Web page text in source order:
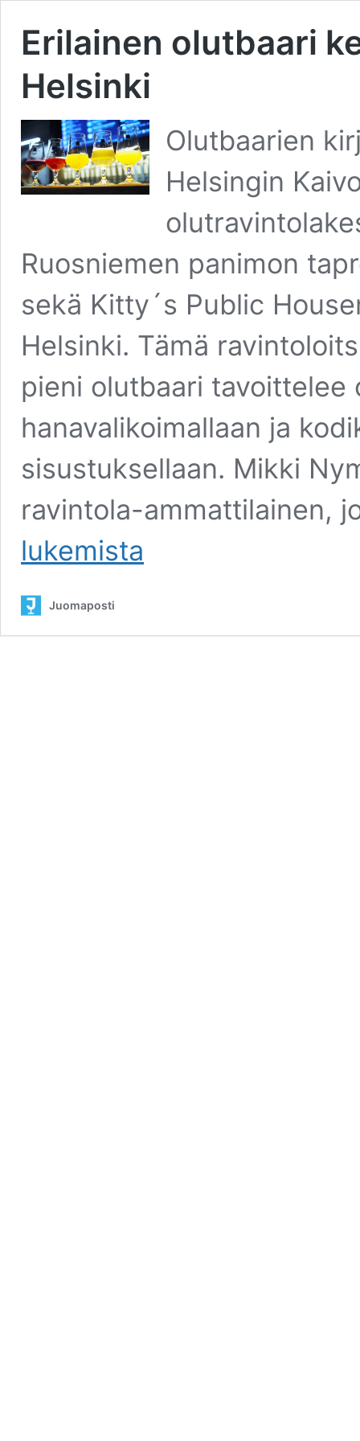
Erilainen olutbaari
Helsinki
Olutbaarien
Helsingin
Ruosniemen panimon
sekä Kitty´s Public
Helsinki. Tämä
pieni olutbaari tavoittelee
hanavalikoimallaan ja
sisustuksellaan. Mikki
ravintola-ammattilainen,
Erilainen
olutbaari
Barski
lukemista
Juomaposti